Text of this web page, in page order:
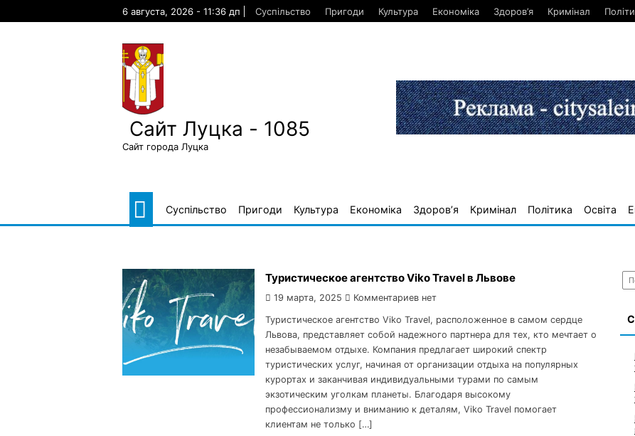
6 августа, 2026 - 11:36 дп Суспільство Пригоди Культура Економіка Здоров’я Кримінал
Сайт Луцка - 1085
Сайт города Луцка
Суспільство Пригоди Культура Економіка Здоров’я Кримінал Політика Освіта
Туристическое агентство Viko Travel в Львове
19 марта, 2025 Комментариев нет
Туристическое агентство Viko Travel, расположенное в самом сердце
Львова, представляет собой надежного партнера для тех, кто мечтает о
незабываемом отдыхе. Компания предлагает широкий спектр
туристических услуг, начиная от организации отдыха на популярных
курортах и заканчивая индивидуальными турами по самым
экзотическим уголкам планеты. Благодаря высокому
профессионализму и вниманию к деталям, Viko Travel помогает
клиентам не только […]